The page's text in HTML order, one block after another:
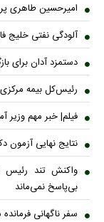
امیرحسین طاهری
آلودگی نفتی خلیج
دستمزد آدان برای
رئیس‌کل بیمه
فیلم| خبر مهم وزیر
نتایج نهایی آزمون دکتری ۱۴۰۵ چه زمانی
واکنش تند رئیس
بی‌پاسخ نمی‌ماند
سفر ناگهانی